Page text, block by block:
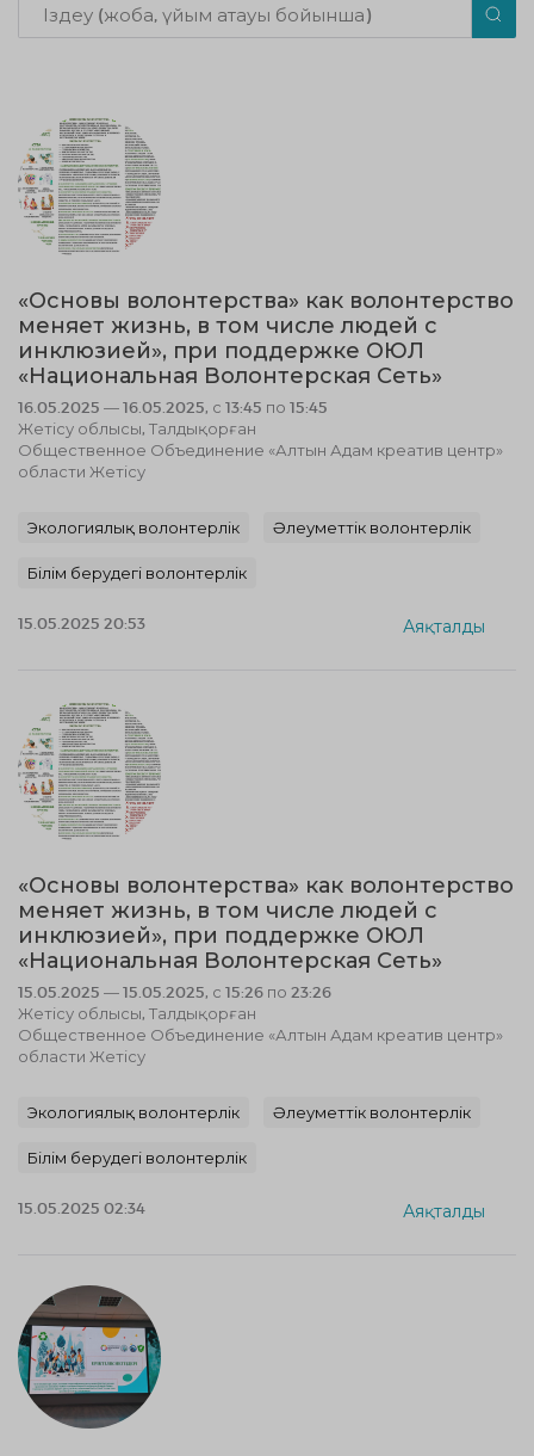
«Основы волонтерства» как волонтерство
меняет жизнь, в том числе людей с
инклюзией», при поддержке ОЮЛ
«Национальная Волонтерская Сеть»
16.05.2025 — 16.05.2025, с 13:45 по 15:45
Жетісу облысы, Талдықорған
Общественное Объединение «Алтын Адам креатив центр»
области Жетісу
Экологиялық волонтерлік Әлеуметтік волонтерлік
Білім берудегі волонтерлік
15.05.2025 20:53 Аяқталды
«Основы волонтерства» как волонтерство
меняет жизнь, в том числе людей с
инклюзией», при поддержке ОЮЛ
«Национальная Волонтерская Сеть»
15.05.2025 — 15.05.2025, с 15:26 по 23:26
Жетісу облысы, Талдықорған
Общественное Объединение «Алтын Адам креатив центр»
области Жетісу
Экологиялық волонтерлік Әлеуметтік волонтерлік
Білім берудегі волонтерлік
15.05.2025 02:34 Аяқталды